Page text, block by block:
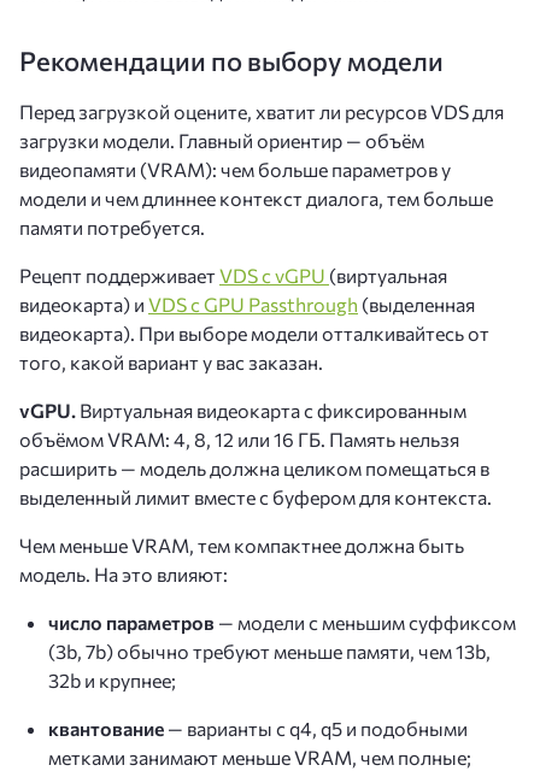
Рекомендации по выбору модели
Перед загрузкой оцените, хватит ли ресурсов VDS для
загрузки модели. Главный ориентир — объём
видеопамяти (VRAM): чем больше параметров у
модели и чем длиннее контекст диалога, тем больше
памяти потребуется.
Рецепт поддерживаетVDS с vGPU (виртуальная
видеокарта) и VDS с GPU Passthrough (выделенная
видеокарта). При выборе модели отталкивайтесь от
того, какой вариант у вас заказан.
vGPU. Виртуальная видеокарта с фиксированным
объёмом VRAM: 4, 8, 12 или 16 ГБ. Память нельзя
расширить — модель должна целиком помещаться в
выделенный лимит вместе с буфером для контекста.
Чем меньше VRAM, тем компактнее должна быть
модель. На это влияют:
число параметров — модели с меньшим суффиксом
(3b, 7b) обычно требуют меньше памяти, чем 13b,
32b и крупнее;
квантование — варианты с q4, q5 и подобными
метками занимают меньше VRAM, чем полные;